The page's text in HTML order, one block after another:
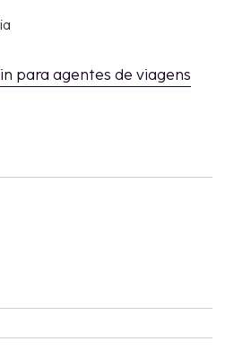
para agentes de viagens